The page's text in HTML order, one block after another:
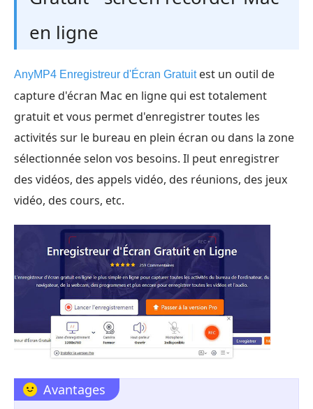
en ligne
AnyMP4 Enregistreur d'Écran Gratuitest un outil de
capture d'écran Mac en ligne qui est totalement
gratuit et vous permet d'enregistrer toutes les
activités sur le bureau en plein écran ou dans la zone
sélectionnée selon vos besoins. Il peut enregistrer
des vidéos, des appels vidéo, des réunions, des jeux
vidéo, des cours, etc.
Avantages